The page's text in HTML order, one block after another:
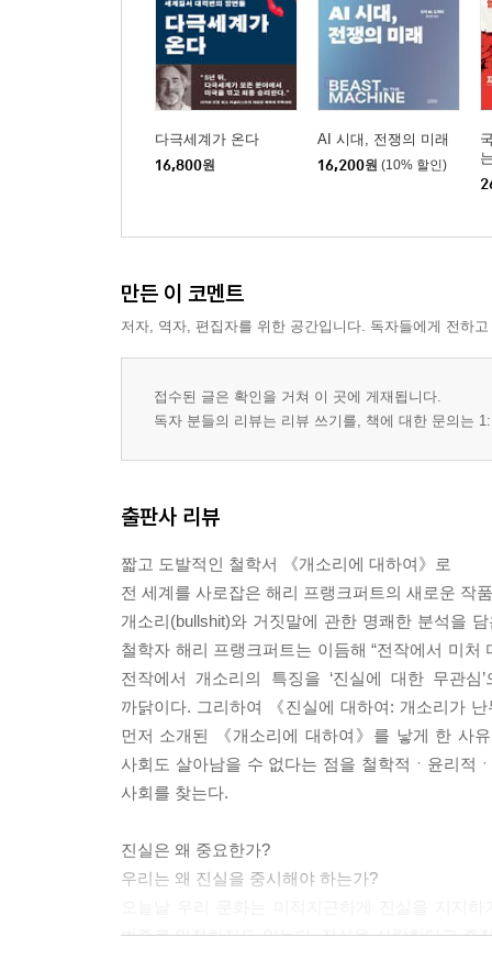
다극세계가 온다
16,800원
AI 시대, 전쟁의 미래
16,200원 (10% 할인)
만든 이 코멘트
저자, 역자, 편집자를 위한 공간입니다. 독자들에게 전하
접수된 글은 확인을 거쳐 이 곳에 게재됩니다.
독자 분들의 리뷰는 리뷰 쓰기를, 책에 대한 문의는
출판사 리뷰
짧고 도발적인 철학서 《개소리에 대하여》로
전 세계를 사로잡은 해리 프랭크퍼트의 새로운 작품
개소리(bullshit)와 거짓말에 관한 명쾌한 분석을
철학자 해리 프랭크퍼트는 이듬해 “전작에서 미처
전작에서 개소리의 특징을 ‘진실에 대한 무관
까닭이다. 그리하여 《진실에 대하여: 개소리가
먼저 소개된 《개소리에 대하여》를 낳게 한 사
사회도 살아남을 수 없다는 점을 철학적ㆍ윤리적
사회를 찾는다.
진실은 왜 중요한가?
우리는 왜 진실을 중시해야 하는가?
범주로 인정하지도 않는다. 진실을 사랑한다고 주